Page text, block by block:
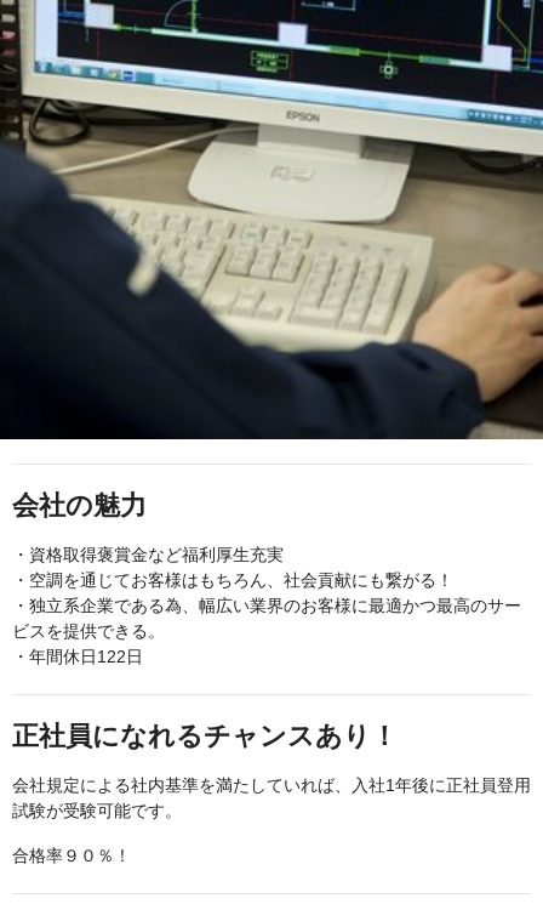
会社の魅力
・資格取得褒賞金など福利厚生充実
・空調を通じてお客様はもちろん、社会貢献にも繋がる！
・独立系企業である為、幅広い業界のお客様に最適かつ最高のサー
ビスを提供できる。
・年間休日122日
正社員になれるチャンスあり！
会社規定による社内基準を満たしていれば、入社1年後に正社員登用
試験が受験可能です。
合格率９０％！